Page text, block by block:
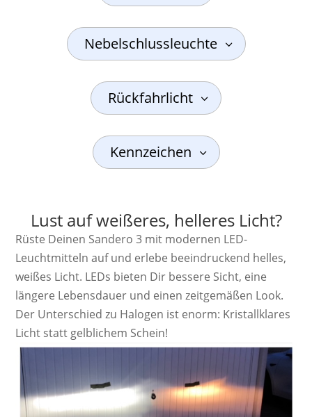
Nebelschlussleuchte
Rückfahrlicht
Kennzeichen
Lust auf weißeres, helleres Licht?
Rüste Deinen Sandero 3 mit modernen LED-
Leuchtmitteln auf und erlebe beeindruckend helles,
weißes Licht. LEDs bieten Dir bessere Sicht, eine
längere Lebensdauer und einen zeitgemäßen Look.
Der Unterschied zu Halogen ist enorm: Kristallklares
Licht statt gelblichem Schein!